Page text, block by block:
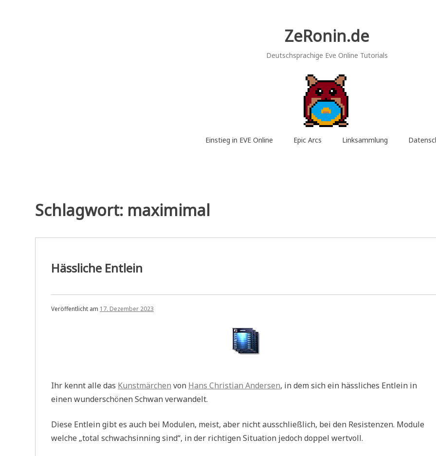
ZeRonin.de
Deutschsprachige Eve Online Tutorials
Einstieg in EVE Online Epic Arcs Linksammlung
Schlagwort: maximimal
Hässliche Entlein
Veröffentlicht am 17. Dezember 2023
Ihr kennt alle das Kunstmärchen von Hans Christian Andersen, in dem sich ein hässliches Entlein in
einen wunderschönen Schwan verwandelt.
Diese Entlein gibt es auch bei Modulen, meist, aber nicht ausschließlich, bei den Resistenzen. Module
welche „total schwachsinning sind“, in der richtigen Situation jedoch doppel wertvoll.